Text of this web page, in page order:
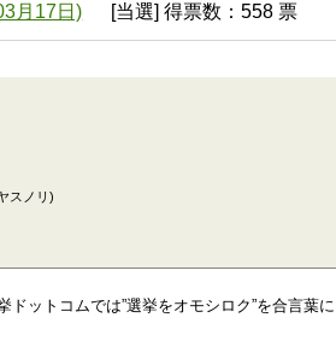
月17日) [当選] 得票数：558 票
スノリ)
ドットコムでは”選挙をオモシロク”を合言葉